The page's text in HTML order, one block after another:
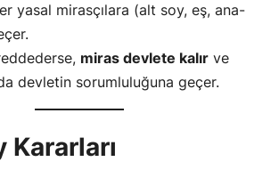
yasal mirasçılara (alt soy, eş, ana-
miras devlete kalır ve
devletin sorumluluğuna geçer.
Kararları